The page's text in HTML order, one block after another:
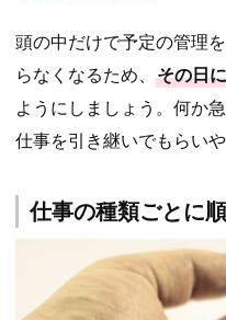
頭の中だけで予定の管理
らなくなるため、 その日
ようにしましょう。何か
仕事を引き継いでもらい
仕事の種類ごとに